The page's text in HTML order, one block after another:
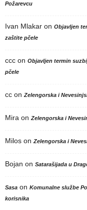
Požarevcu
Ivan Mlakar on Objavljen
zaštite pčele
ccc on Objavljen termin
pčele
cc onZelengorska i
Mira onZelengorska i
Milos onZelengorska i
Bojan on Satarašijada u
Sasa on Komunalne službe
korisnika